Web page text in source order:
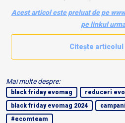
respective. Programul și
în funcție de specificul fiecărei
Acest articol este preluat de pe
pe linkul
Citește
Mai multe despre:
black friday evomag
reduceri
black friday evomag 2024
#ecomteam